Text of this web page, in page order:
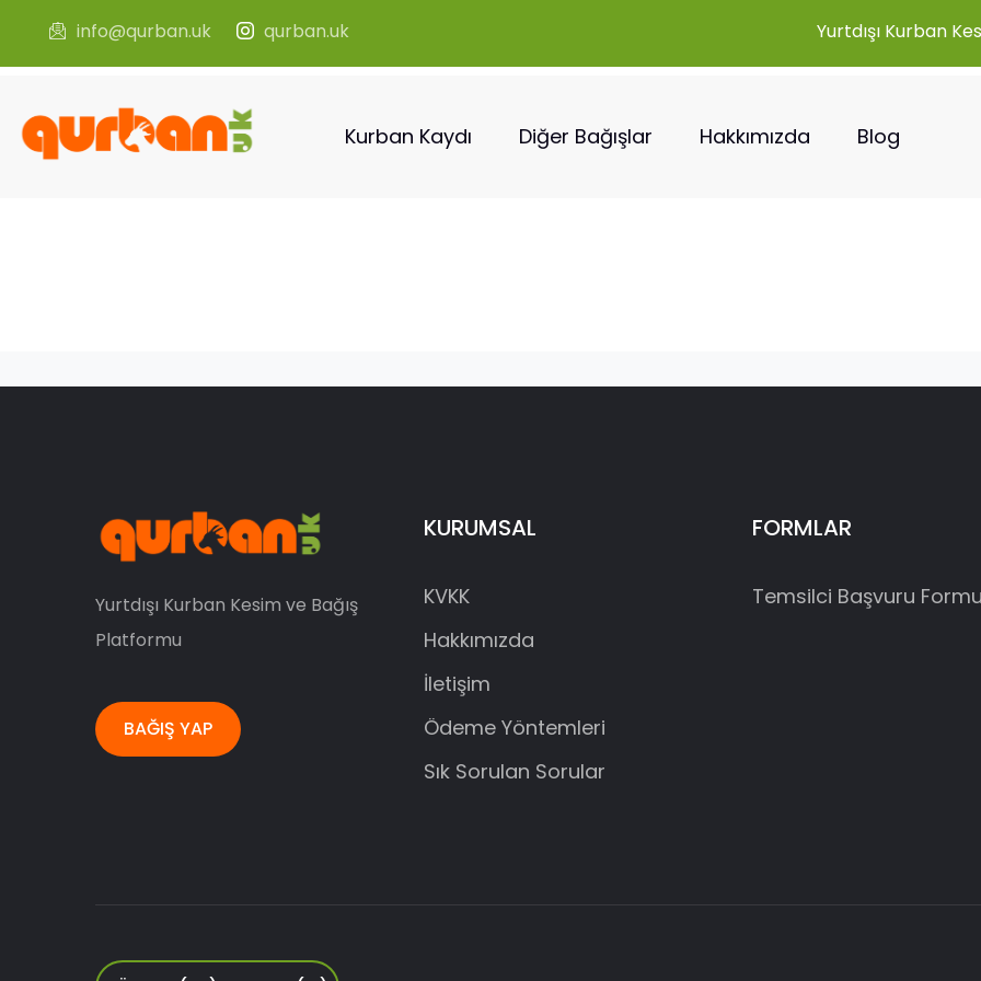
info@qurban.uk qurban.uk Yurtdışı Kurban
Kurban Kaydı Diğer Bağışlar Hakkımızda Blog
Yurtdışı Kurban Kesim ve Bağış
Platformu
BAĞIŞ YAP
KURUMSAL
KVKK
Hakkımızda
İletişim
Ödeme Yöntemleri
Sık Sorulan Sorular
FORMLAR
Temsilci Başvuru